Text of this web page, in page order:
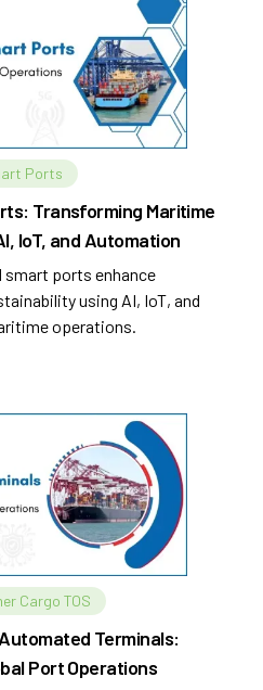
Ports
Transforming Maritime
IoT, and Automation
smart ports enhance
using AI, IoT, and
operations.
Cargo TOS
Terminals:
Port Operations